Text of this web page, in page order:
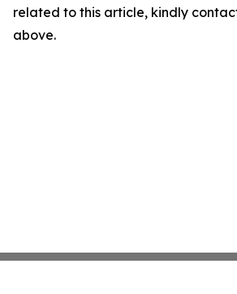
related to this article, kindly
above.